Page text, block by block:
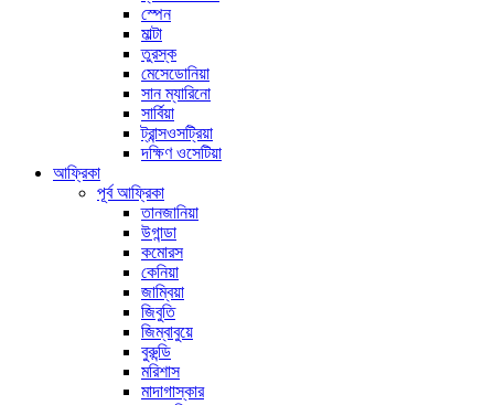
স্পেন
মাল্টা
তুরস্ক
মেসেডোনিয়া
সান ম্যারিনো
সার্বিয়া
ট্রান্সওসট্রিয়া
দক্ষিণ ওসেটিয়া
আফ্রিকা
পূর্ব আফ্রিকা
তানজানিয়া
উগান্ডা
কমোরস
কেনিয়া
জাম্বিয়া
জিবুতি
জিম্বাবুয়ে
বুরুন্ডি
মরিশাস
মাদাগাস্কার